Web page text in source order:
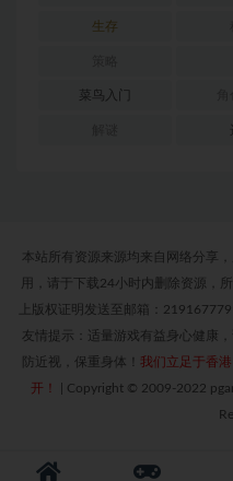
生存
菜鸟入门
本站所有资源来源均来自网络分享
用，请于下载24小时内删除资源，
上版权证明发送至邮箱：
友情提示：适量游戏有益身心健康
防近视，保重身体！ 我们立足于香
开！
Copyright © 2009-2022